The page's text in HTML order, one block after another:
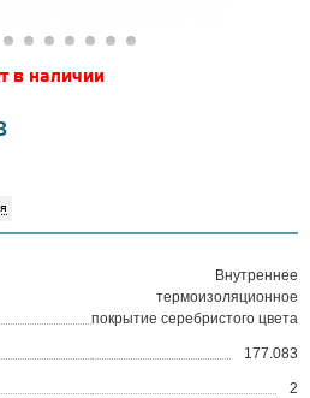
в наличии
Внутреннее
термоизоляционное
покрытие серебристого цвета
177.083
2